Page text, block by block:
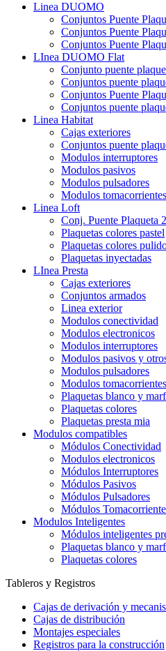
Linea DUOMO
Conjuntos Puente
Conjuntos Puente
Conjuntos Puente
LInea DUOMO Flat
Conjunto puente
Conjuntos puente
Conjuntos Puente
Conjuntos puente
Linea Habitat
Cajas exteriores
Conjuntos puente
Modulos interruptores
Modulos pasivos
Modulos pulsadores
Modulos tomacorrientes
Linea Loft
Conj. Puente Plaqueta
Plaquetas colores pastel
Plaquetas colores
Plaquetas inyectadas
LInea Presta
Cajas exteriores
Conjuntos armados
Linea exterior
Modulos conectividad
Modulos electronicos
Modulos interruptores
Modulos pasivos y
Modulos pulsadores
Modulos tomacorrientes
Plaquetas blanco y
Plaquetas colores
Plaquetas presta mia
Modulos compatibles
Módulos Conectividad
Modulos electronicos
Módulos Interruptores
Módulos Pasivos
Módulos Pulsadores
Módulos
Modulos Inteligentes
Módulos inteligentes
Plaquetas blanco y
Plaquetas colores
Tableros y Registros
Cajas de derivación y
Cajas de distribución
Montajes especiales
Registros para la construcción